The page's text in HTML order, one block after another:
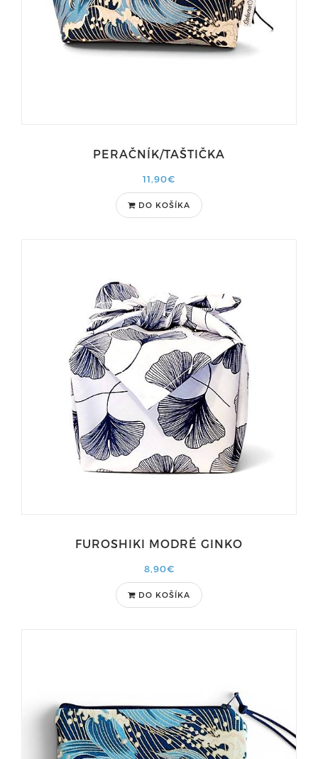
PERAČNÍK/TAŠTIČKA
11,90€
DO KOŠÍKA
FUROSHIKI MODRÉ GINKO
8,90€
DO KOŠÍKA